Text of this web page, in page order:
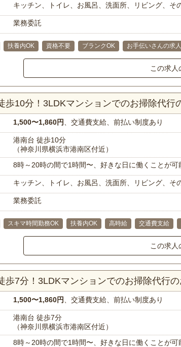
キッチン、トイレ、お風呂、洗面所、リビング、そ
業務委託
扶養内OK 資格不要 ブランクOK お手伝いさんの求人
この求人
歩10分！3LDKマンションでのお掃除代行
1,500〜1,860円 、交通費支給、前払い制度あり
港南台 徒歩10分
（神奈川県横浜市港南区付近）
8時～20時の間で1時間〜、好きな日に働くことが
キッチン、トイレ、お風呂、洗面所、リビング、そ
業務委託
スキマ時間勤務OK 扶養内OK 高時給 交通費支給
この求人
歩7分！3LDKマンションでのお掃除代行
1,500〜1,860円 、交通費支給、前払い制度あり
港南台 徒歩7分
（神奈川県横浜市港南区付近）
8時～20時の間で1時間〜、好きな日に働くことが